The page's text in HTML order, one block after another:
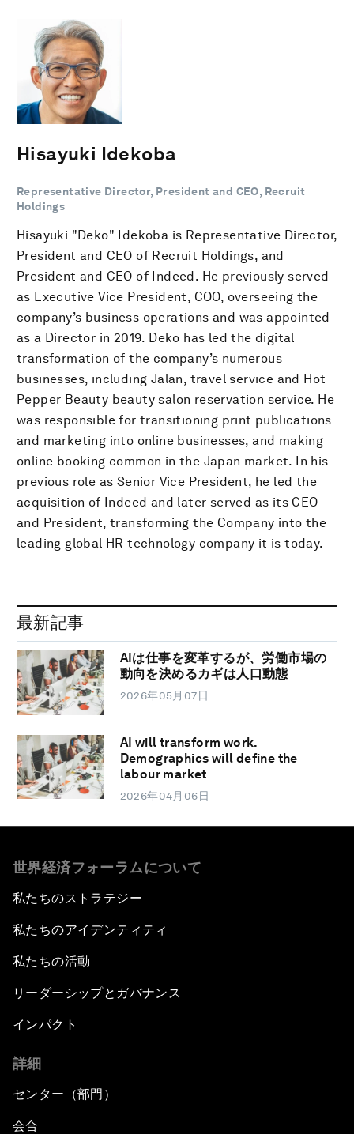
Hisayuki Idekoba
Representative Director, President and CEO, Recruit
Holdings
Hisayuki "Deko" Idekoba is Representative Director,
President and CEO of Recruit Holdings, and
President and CEO of Indeed. He previously served
as Executive Vice President, COO, overseeing the
company’s business operations and was appointed
as a Director in 2019. Deko has led the digital
transformation of the company’s numerous
businesses, including Jalan, travel service and Hot
Pepper Beauty beauty salon reservation service. He
was responsible for transitioning print publications
and marketing into online businesses, and making
online booking common in the Japan market. In his
previous role as Senior Vice President, he led the
acquisition of Indeed and later served as its CEO
and President, transforming the Company into the
leading global HR technology company it is today.
最新記事
AIは仕事を変革するが、労働市場の
動向を決めるカギは人口動態
2026年05月07日
AI will transform work.
Demographics will define the
labour market
2026年04月06日
世界経済フォーラムについて
私たちのストラテジー
私たちのアイデンティティ
私たちの活動
リーダーシップとガバナンス
インパクト
詳細
センター（部門）
会合